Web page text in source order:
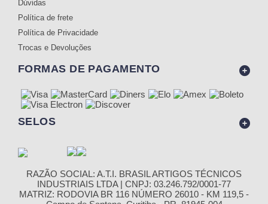
Dúvidas
Política de frete
Política de Privacidade
Trocas e Devoluções
FORMAS DE PAGAMENTO
SELOS
RAZÃO SOCIAL: A.T.I. BRASIL ARTIGOS TÉCNICOS
INDUSTRIAIS LTDA | CNPJ: 03.246.792/0001-77
MATRIZ: RODOVIA BR 116 NÚMERO 26010 - KM 119,5 -